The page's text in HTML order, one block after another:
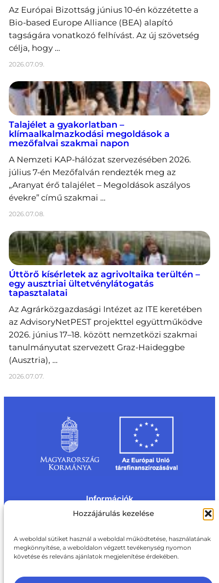
Hozzájárulás kezelése
A weboldal sütiket használ a weboldal működtetése, használatának
megkönnyítése, a weboldalon végzett tevékenység nyomon
követése és releváns ajánlatok megjelenítése érdekében.
Az Európai Bizottság június 10-én közzétette a
Bio-based Europe Alliance (BEA) alapító
tagságára vonatkozó felhívást. Az új szövetség
célja, hogy …
2026.07.09.
Talajélet a gyakorlatban –
klímaalkalmazkodási megoldások a
mezőfalvai szakmai napon
A Nemzeti KAP-hálózat szervezésében 2026.
július 7-én Mezőfalván rendezték meg az
„Aranyat érő talajélet – Megoldások aszályos
évekre” című szakmai …
2026.07.08.
Úttörő kísérletek az agrivoltaika terültén –
egy ausztriai ültetvénylátogatás
tapasztalatai
Az Agrárközgazdasági Intézet az ITE keretében
az AdvisoryNetPEST projekttel együttműködve
2026. június 17–18. között nemzetközi szakmai
tanulmányutat szervezett Graz-Haideggbe
(Ausztria), …
2026.07.07.
Információk
Impresszum
Rólunk
Oldaltérkép
Adatvédelmi nyilatkozat
Akadálymentesítési nyilatkozat
Cookie tájékoztató
Kapcsolat
ite@aki.gov.hu